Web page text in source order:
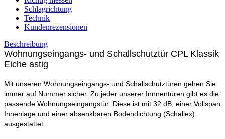
Schlagrichtung
Technik
Kundenrezensionen
Beschreibung
Wohnungseingangs- und Schallschutztür CPL Klassik
Eiche astig
Mit unseren Wohnungseingangs- und Schallschutztüren gehen Sie
immer auf Nummer sicher. Zu jeder unserer Innnentüren gibt es die
passende Wohnungseingangstür. Diese ist mit 32 dB, einer Vollspan
Innenlage und einer absenkbaren Bodendichtung (Schallex)
ausgestattet.